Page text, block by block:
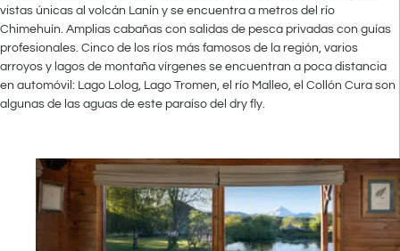
vistas únicas al volcán Lanín y se encuentra a metros del río
Chimehuín. Amplias cabañas con salidas de pesca privadas con guías
profesionales. Cinco de los ríos más famosos de la región, varios
arroyos y lagos de montaña vírgenes se encuentran a poca distancia
en automóvil: Lago Lolog, Lago Tromen, el río Malleo, el Collón Cura son
algunas de las aguas de este paraíso del dry fly.